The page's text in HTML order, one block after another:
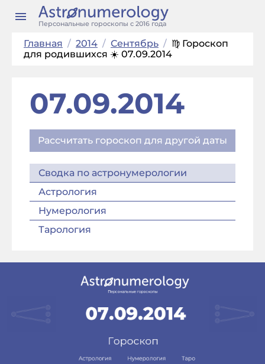
Персональные гороскопы с 2016 года
Главная / 2014 / Сентябрь / ♍ Гороскоп
для родившихся ☀️ 07.09.2014
07.09.2014
Рассчитать гороскоп для другой даты
Сводка по астронумерологии
Астрология
Нумерология
Тарология